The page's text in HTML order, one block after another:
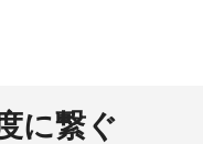
に繋ぐ